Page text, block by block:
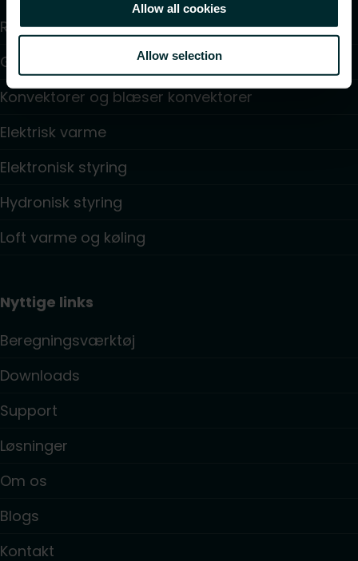
Allow all cookies
Allow selection
Radiator
Gulv varme og køling
Konvektorer og blæser konvektorer
Elektrisk varme
Elektronisk styring
Hydronisk styring
Loft varme og køling
Nyttige links
Beregningsværktøj
Downloads
Support
Løsninger
Om os
Blogs
Kontakt